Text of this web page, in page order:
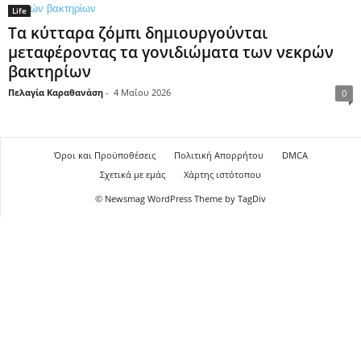
Life
Τα κύτταρα ζόμπι δημιουργούνται
μεταφέροντας τα γονιδιώματα των νεκρών
βακτηρίων
Πελαγία Καραθανάση - 4 Μαΐου 2026 0
Όροι και Προϋποθέσεις Πολιτική Απορρήτου
DMCA
Σχετικά με εμάς
Χάρτης ιστότοπου
© Newsmag WordPress Theme by TagDiv